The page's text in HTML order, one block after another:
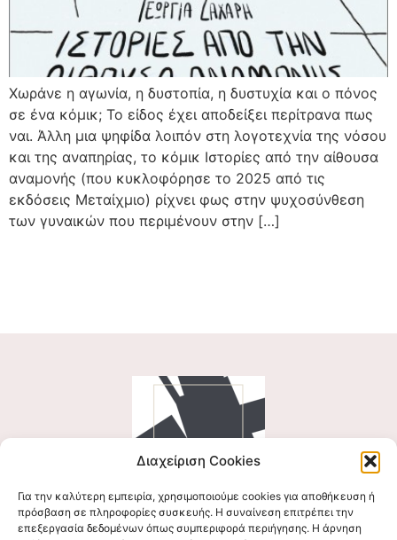
Διαχείριση Cookies
Για την καλύτερη εμπειρία, χρησιμοποιούμε cookies για αποθήκευση ή
πρόσβαση σε πληροφορίες συσκευής. Η συναίνεση επιτρέπει την
επεξεργασία δεδομένων όπως συμπεριφορά περιήγησης. Η άρνηση
Χωράνε η αγωνία, η δυστοπία, η δυστυχία και ο πόνος
σε ένα κόμικ; Το είδος έχει αποδείξει περίτρανα πως
ναι. Άλλη μια ψηφίδα λοιπόν στη λογοτεχνία της νόσου
και της αναπηρίας, το κόμικ Ιστορίες από την αίθουσα
αναμονής (που κυκλοφόρησε το 2025 από τις
εκδόσεις Μεταίχμιο) ρίχνει φως στην ψυχοσύνθεση
των γυναικών που περιμένουν στην […]
Ακολουθήστε μας